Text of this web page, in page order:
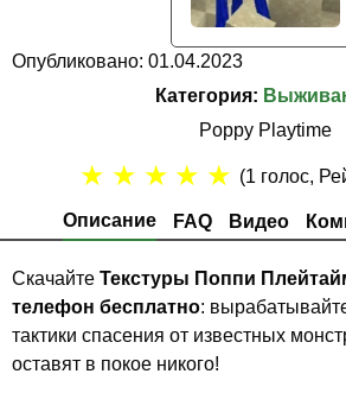
Опубликовано: 01.04.2023
Категория:
Poppy Playtime
Описание FAQ Видео
★ ★ ★ ★ ★ (1 голос,
Скачайте Текстуры Поппи
телефон бесплатно:
тактики спасения от известных
оставят в покое никого!